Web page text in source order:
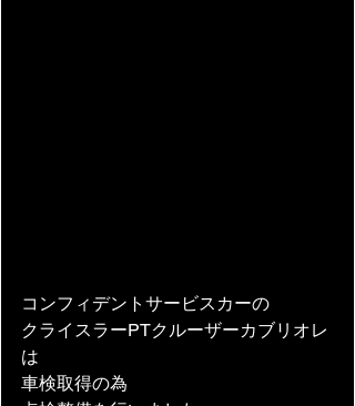
コンフィデントサービスカーの
クライスラーPTクルーザーカブリオレ
は
車検取得の為